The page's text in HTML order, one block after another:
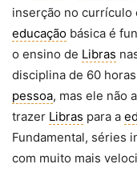
inserção no currículo
educação básica é
o ensino de Libras
disciplina de 60
pessoa, mas ele não
trazer Libras para a
Fundamental, séries
com muito mais